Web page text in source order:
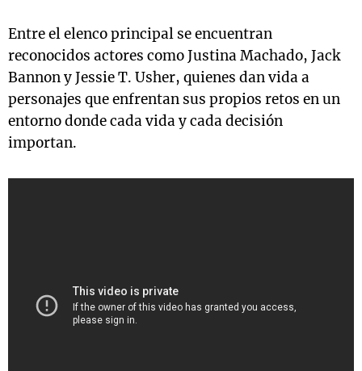
Entre el elenco principal se encuentran
reconocidos actores como Justina Machado, Jack
Bannon y Jessie T. Usher, quienes dan vida a
personajes que enfrentan sus propios retos en un
entorno donde cada vida y cada decisión
importan.